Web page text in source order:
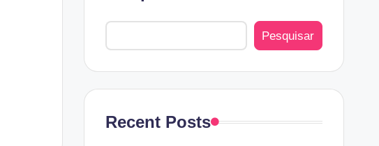
Pesquisar
Recent Posts